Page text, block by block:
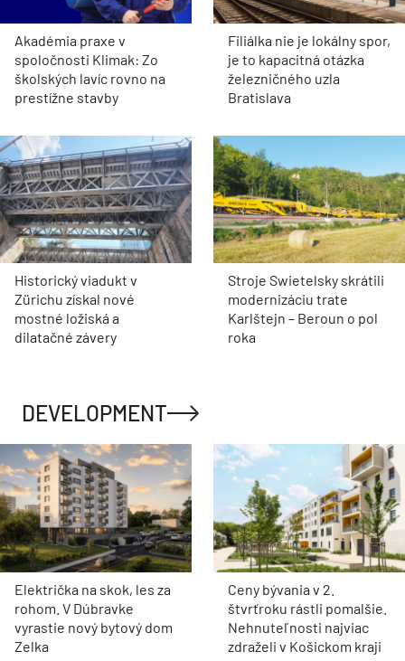
Akadémia praxe v
spoločnosti Klimak: Zo
školských lavíc rovno na
prestížne stavby
Filiálka nie je lokálny spor,
je to kapacitná otázka
železničného uzla
Bratislava
Historický viadukt v
Zürichu získal nové
mostné ložiská a
dilatačné závery
Stroje Swietelsky skrátili
modernizáciu trate
Karlštejn – Beroun o pol
roka
DEVELOPMENT
Električka na skok, les za
rohom. V Dúbravke
vyrastie nový bytový dom
Zelka
Ceny bývania v 2.
štvrťroku rástli pomalšie.
Nehnuteľnosti najviac
zdraželi v Košickom kraji